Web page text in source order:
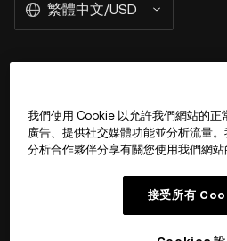
繁體中文/USD
產品
我們使用 Cookie 以允許我們網站的正
廣告、提供社交媒體功能並分析流量
分析合作夥伴分享有關您使用我們網站
接受所有